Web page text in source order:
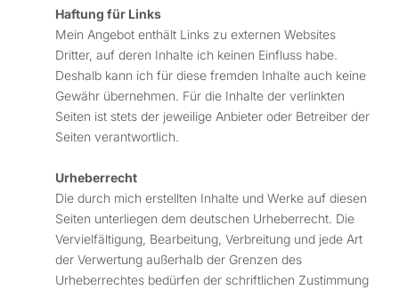
Haftung für Links
Mein Angebot enthält Links zu externen Websites
Dritter, auf deren Inhalte ich keinen Einfluss habe.
Deshalb kann ich für diese fremden Inhalte auch keine
Gewähr übernehmen. Für die Inhalte der verlinkten
Seiten ist stets der jeweilige Anbieter oder Betreiber der
Seiten verantwortlich.
Urheberrecht
Die durch mich erstellten Inhalte und Werke auf diesen
Seiten unterliegen dem deutschen Urheberrecht. Die
Vervielfältigung, Bearbeitung, Verbreitung und jede Art
der Verwertung außerhalb der Grenzen des
Urheberrechtes bedürfen der schriftlichen Zustimmung